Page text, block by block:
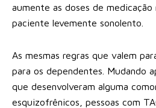
aumente as doses de
paciente levemente sonolento.
As mesmas regras que valem
para os dependentes. Mudando
que desenvolveram alguma
esquizofrênicos, pessoas com